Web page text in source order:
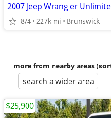
2007 Jeep Wrangler
8/4 227k mi Brunswick
more from nearby areas
search a wider area
$25,900